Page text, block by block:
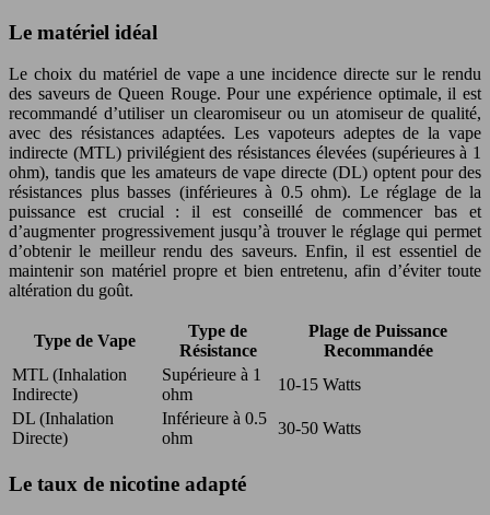
Le matériel idéal
Le choix du matériel de vape a une incidence directe sur le rendu
des saveurs de Queen Rouge. Pour une expérience optimale, il est
recommandé d’utiliser un clearomiseur ou un atomiseur de qualité,
avec des résistances adaptées. Les vapoteurs adeptes de la vape
indirecte (MTL) privilégient des résistances élevées (supérieures à 1
ohm), tandis que les amateurs de vape directe (DL) optent pour des
résistances plus basses (inférieures à 0.5 ohm). Le réglage de la
puissance est crucial : il est conseillé de commencer bas et
d’augmenter progressivement jusqu’à trouver le réglage qui permet
d’obtenir le meilleur rendu des saveurs. Enfin, il est essentiel de
maintenir son matériel propre et bien entretenu, afin d’éviter toute
altération du goût.
Type de Vape
Type de
Résistance
Plage de Puissance
Recommandée
MTL (Inhalation
Indirecte)
Supérieure à 1
ohm
10-15 Watts
DL (Inhalation
Directe)
Inférieure à 0.5
ohm
30-50 Watts
Le taux de nicotine adapté